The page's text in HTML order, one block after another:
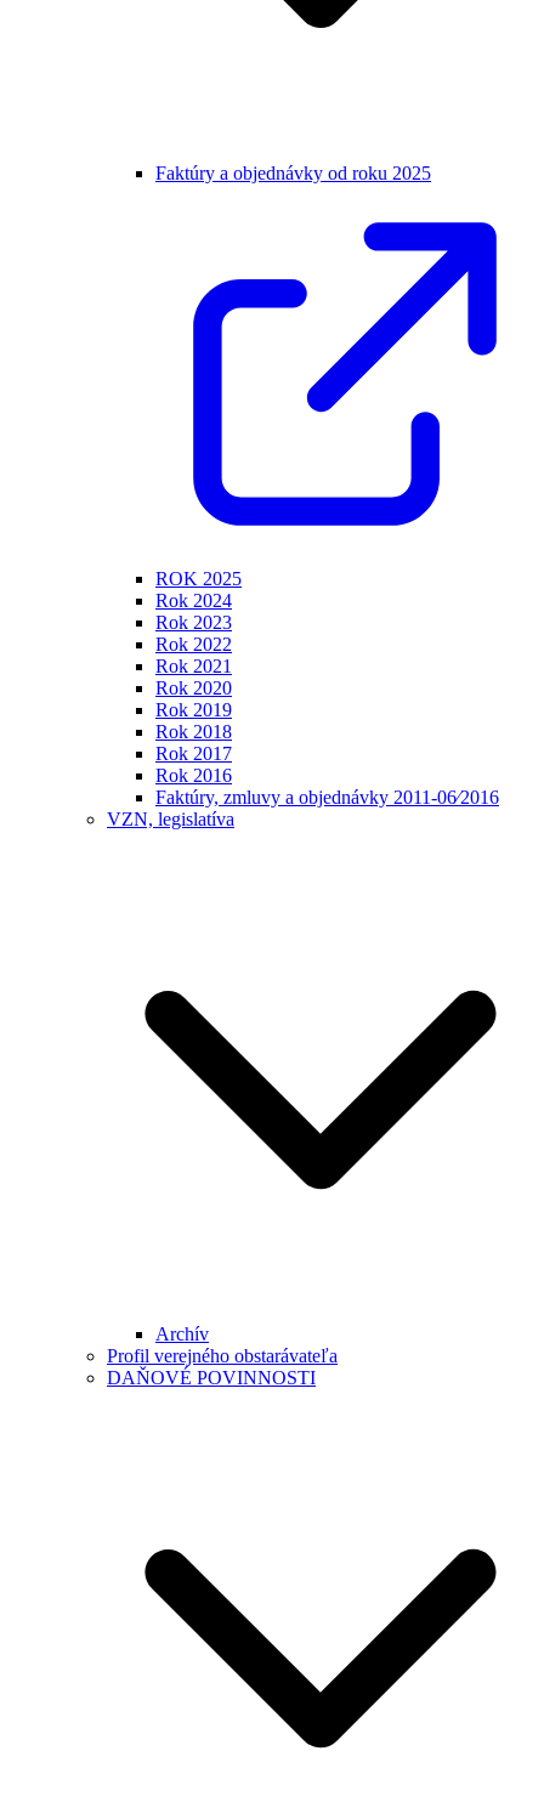
Faktúry a objednávky od roku 2025
ROK 2025
Rok 2024
Rok 2023
Rok 2022
Rok 2021
Rok 2020
Rok 2019
Rok 2018
Rok 2017
Rok 2016
Faktúry, zmluvy a objednávky 2011-06⁄2016
VZN, legislatíva
Archív
Profil verejného obstarávateľa
DAŇOVÉ POVINNOSTI